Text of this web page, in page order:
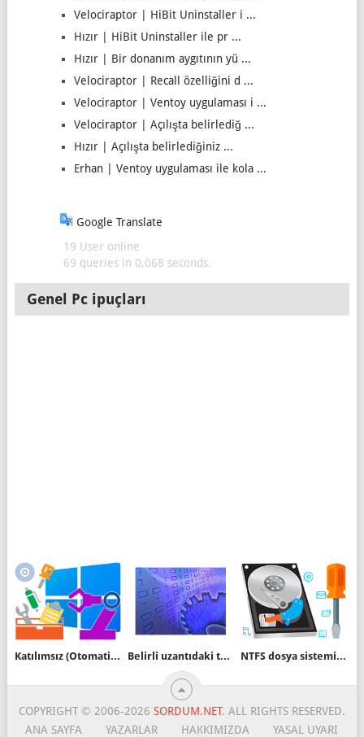
Velociraptor | HiBit Uninstaller i ...
Hızır | HiBit Uninstaller ile pr ...
Hızır | Bir donanım aygıtının yü ...
Velociraptor | Recall özelliğini d ...
Velociraptor | Ventoy uygulaması i ...
Velociraptor | Açılışta belirlediğ ...
Hızır | Açılışta belirlediğiniz ...
Erhan | Ventoy uygulaması ile kola ...
Google Translate
19 User online
69 queries in 0,068 seconds.
Genel Pc ipuçları
Katılımsız (Otomatik) Kurulum dosyası hazırlayın Belirli uzantıdaki tüm dosyaları topluca silelim NTFS dosya sistemi ayarları
COPYRIGHT © 2006-2026 SORDUM.NET. ALL RIGHTS RESERVED.
ANA SAYFA
YAZARLAR HAKKIMIZDA YASAL UYARI